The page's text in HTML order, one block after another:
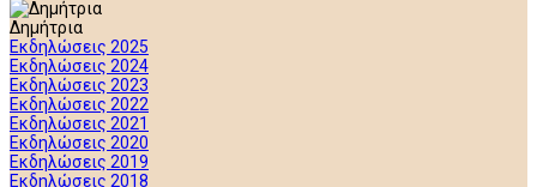
Δημήτρια
Εκδηλώσεις 2025
Εκδηλώσεις 2024
Εκδηλώσεις 2023
Εκδηλώσεις 2022
Εκδηλώσεις 2021
Εκδηλώσεις 2020
Εκδηλώσεις 2019
Εκδηλώσεις 2018